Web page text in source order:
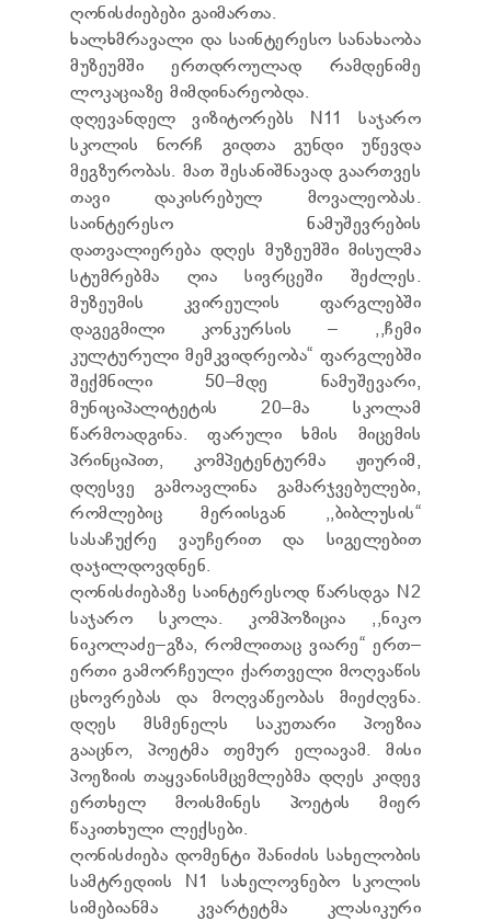
TENDERS
REPORT TO BE SUBMITTED TO PRESIDENT AND
PARLIAMENT
REQUEST OF PUBLIC INFORMATION
PERSONAL DATA PROTECTION OFFICER
LEGAL DECISIONS
APPEAL RULES
ღონისძიებები გაიმართა.
ხალხმრავალი და საინტერესო სანახაობა
მუზეუმში ერთდროულად რამდენიმე
ლოკაციაზე მიმდინარეობდა.
დღევანდელ ვიზიტორებს N11 საჯარო
სკოლის ნორჩ გიდთა გუნდი უწევდა
მეგზურობას. მათ შესანიშნავად გაართვეს
თავი დაკისრებულ მოვალეობას.
საინტერესო ნამუშევრების
დათვალიერება დღეს მუზეუმში მისულმა
სტუმრებმა ღია სივრცეში შეძლეს.
მუზეუმის კვირეულის ფარგლებში
დაგეგმილი კონკურსის – ,,ჩემი
კულტურული მემკვიდრეობა“ ფარგლებში
შექმნილი 50–მდე ნამუშევარი,
მუნიციპალიტეტის 20–მა სკოლამ
წარმოადგინა. ფარული ხმის მიცემის
პრინციპით, კომპეტენტურმა ჟიურიმ,
დღესვე გამოავლინა გამარჯვებულები,
რომლებიც მერიისგან ,,ბიბლუსის“
სასაჩუქრე ვაუჩერით და სიგელებით
დაჯილდოვდნენ.
ღონისძიებაზე საინტერესოდ წარსდგა N2
საჯარო სკოლა. კომპოზიცია ,,ნიკო
ნიკოლაძე–გზა, რომლითაც ვიარე“ ერთ–
ერთი გამორჩეული ქართველი მოღვაწის
ცხოვრებას და მოღვაწეობას მიეძღვნა.
დღეს მსმენელს საკუთარი პოეზია
გააცნო, პოეტმა თემურ ელიავამ. მისი
პოეზიის თაყვანისმცემლებმა დღეს კიდევ
ერთხელ მოისმინეს პოეტის მიერ
წაკითხული ლექსები.
ღონისძიება დომენტი შანიძის სახელობის
სამტრედიის N1 სახელოვნებო სკოლის
სიმებიანმა კვარტეტმა კლასიკური